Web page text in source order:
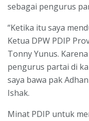
sebagai pengurus
“Ketika itu saya
Ketua DPW PDIP
Tonny Yunus.
pengurus partai di
saya bawa pak
Ishak.
Minat PDIP untuk